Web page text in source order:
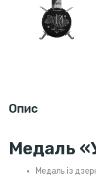
Опис
Медаль
Медаль із